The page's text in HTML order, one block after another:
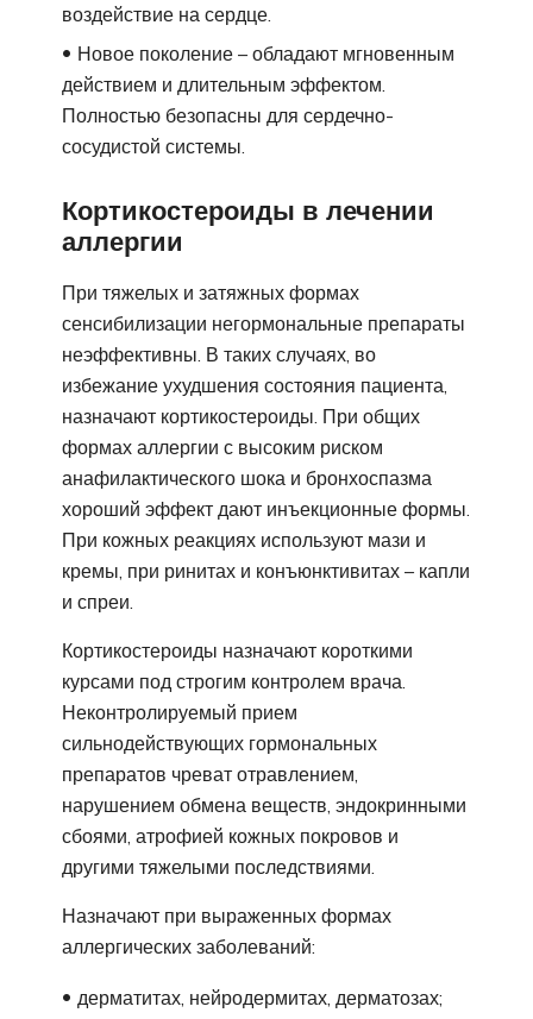
воздействие на сердце.
Новое поколение – обладают мгновенным
действием и длительным эффектом.
Полностью безопасны для сердечно-
сосудистой системы.
Кортикостероиды в лечении
аллергии
При тяжелых и затяжных формах
сенсибилизации негормональные препараты
неэффективны. В таких случаях, во
избежание ухудшения состояния пациента,
назначают кортикостероиды. При общих
формах аллергии с высоким риском
анафилактического шока и бронхоспазма
хороший эффект дают инъекционные формы.
При кожных реакциях используют мази и
кремы, при ринитах и конъюнктивитах – капли
и спреи.
Кортикостероиды назначают короткими
курсами под строгим контролем врача.
Неконтролируемый прием
сильнодействующих гормональных
препаратов чреват отравлением,
нарушением обмена веществ, эндокринными
сбоями, атрофией кожных покровов и
другими тяжелыми последствиями.
Назначают при выраженных формах
аллергических заболеваний:
дерматитах, нейродермитах, дерматозах;